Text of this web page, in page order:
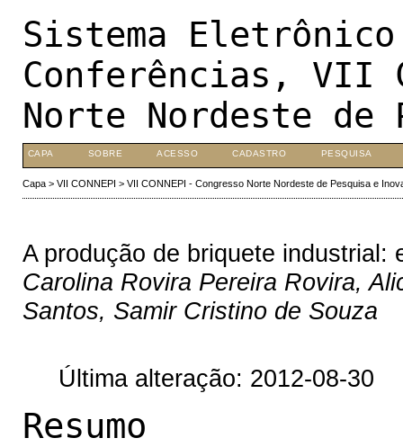
Sistema
Conferências, VII
Norte Nordeste de
CAPA SOBRE ACESSO CADASTRO PESQUISA
Capa> VII CONNEPI > VII CONNEPI - Congresso Norte Nordeste de Pesquisa e
A produção de briquete industrial:
Carolina Rovira Pereira Rovira,
Santos, Samir Cristino de Souza
Última alteração: 2012-08-30
Resumo